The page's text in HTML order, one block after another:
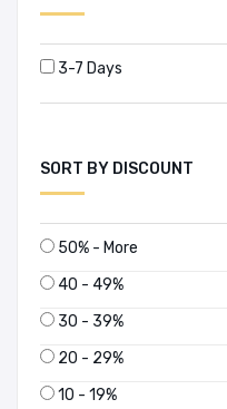
3-7 Days
SORT BY DISCOUNT
50% - More
40 - 49%
30 - 39%
20 - 29%
10 - 19%